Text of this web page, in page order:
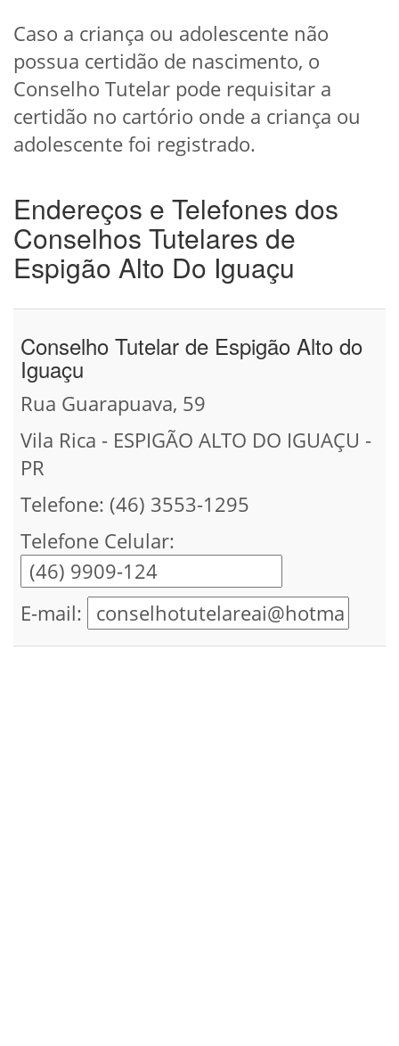
Caso a criança ou adolescente não
possua certidão de nascimento, o
Conselho Tutelar pode requisitar a
certidão no cartório onde a criança ou
adolescente foi registrado.
Endereços e Telefones dos
Conselhos Tutelares de
Espigão Alto Do Iguaçu
Conselho Tutelar de Espigão Alto do
Iguaçu
Rua Guarapuava, 59
Vila Rica - ESPIGÃO ALTO DO IGUAÇU -
PR
Telefone: (46) 3553-1295
Telefone Celular:
E-mail: